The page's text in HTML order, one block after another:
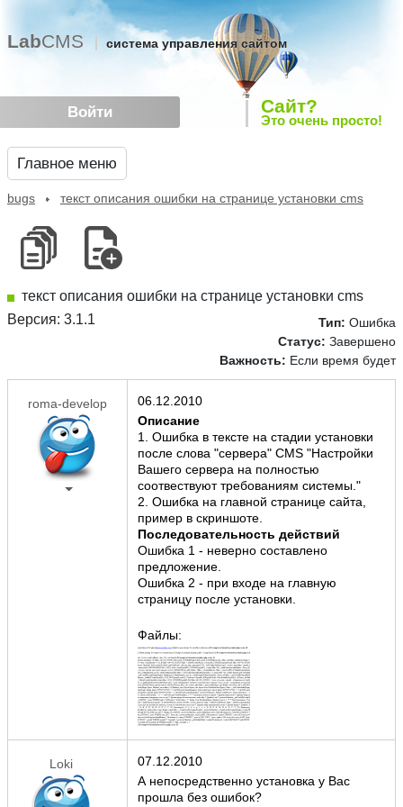
Войти
LabCMS система управления сайтом
Сайт?
Это очень просто!
Главное меню
bugs текст описания ошибки на странице установки cms
текст описания ошибки на странице установки cms
Версия: 3.1.1
Тип: Ошибка
Статус: Завершено
Важность: Если время будет
roma-develop
06.12.2010
Описание
1. Ошибка в тексте на стадии установки
после слова "сервера" CMS "Настройки
Вашего сервера на полностью
соотвествуют требованиям системы."
2. Ошибка на главной странице сайта,
пример в скриншоте.
Последовательность действий
Ошибка 1 - неверно составлено
предложение.
Ошибка 2 - при входе на главную
страницу после установки.
Файлы:
Loki
07.12.2010
А непосредственно установка у Вас
прошла без ошибок?